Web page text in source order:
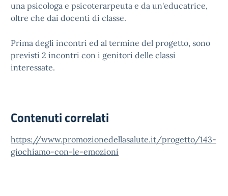
una psicologa e psicoterarpeuta e da un'educatrice,
oltre che dai docenti di classe.
Prima degli incontri ed al termine del progetto, sono
previsti 2 incontri con i genitori delle classi
interessate.
Contenuti correlati
https://www.promozionedellasalute.it/progetto/143-
giochiamo-con-le-emozioni